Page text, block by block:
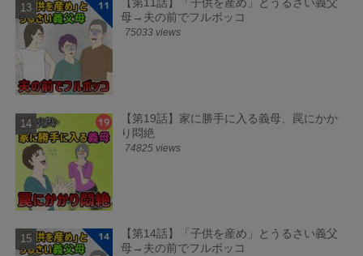
母→夫の前でフルボッコ
75033 views
【第19話】家に勝手に入る義母、罠にかか
り悶絶
74825 views
【第14話】「子供を産め」とうるさい義父
母→夫の前でフルボッコ